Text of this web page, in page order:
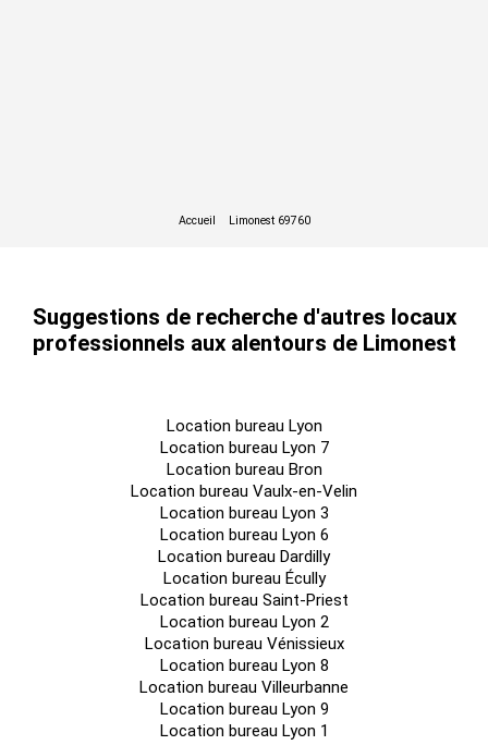
Suggestions de recherche d'autres locaux
professionnels aux alentours de Limonest
Location bureau Lyon
Location bureau Lyon 7
Location bureau Bron
Location bureau Vaulx-en-Velin
Location bureau Lyon 3
Location bureau Lyon 6
Location bureau Dardilly
Location bureau Écully
Location bureau Saint-Priest
Location bureau Lyon 2
Location bureau Vénissieux
Location bureau Lyon 8
Location bureau Villeurbanne
Location bureau Lyon 9
Location bureau Lyon 1